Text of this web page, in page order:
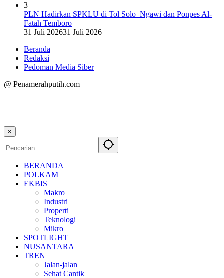
3
PLN Hadirkan SPKLU di Tol Solo–Ngawi dan Ponpes Al-
Fatah Temboro
31 Juli 202631 Juli 2026
Beranda
Redaksi
Pedoman Media Siber
@ Penamerahputih.com
×
BERANDA
POLKAM
EKBIS
Makro
Industri
Properti
Teknologi
Mikro
SPOTLIGHT
NUSANTARA
TREN
Jalan-jalan
Sehat Cantik